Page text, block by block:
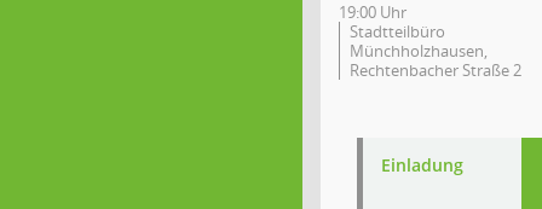
19:00 Uhr
Stadtteilbüro
Münchholzhausen,
Rechtenbacher Straße 2
Einladung